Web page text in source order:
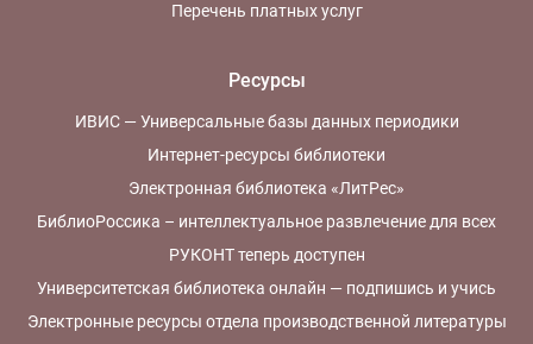
Перечень платных услуг
Ресурсы
ИВИС — Универсальные базы данных периодики
Интернет-ресурсы библиотеки
Электронная библиотека «ЛитРес»
БиблиоРоссика – интеллектуальное развлечение для всех
РУКОНТ теперь доступен
Университетская библиотека онлайн — подпишись и учись
Электронные ресурсы отдела производственной литературы